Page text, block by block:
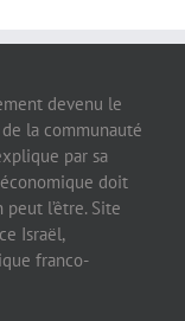
devenu le
la communauté
par sa
doit
peut l’être. Site
Israël,
franco-